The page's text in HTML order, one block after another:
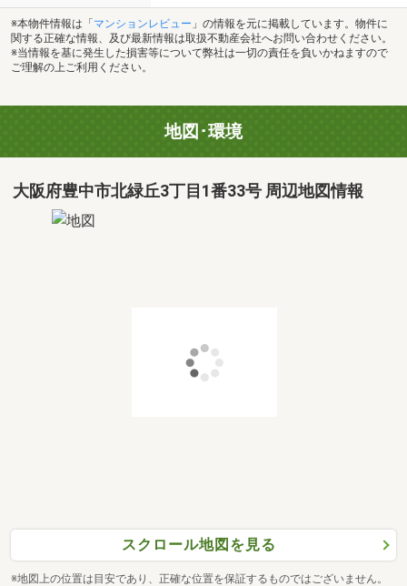
※本物件情報は「 マンションレビュー 」の情報を元に掲載しています。物件に
関する正確な情報、及び最新情報は取扱不動産会社へお問い合わせください。
※当情報を基に発生した損害等について弊社は一切の責任を負いかねますので
ご理解の上ご利用ください。
地図･環境
大阪府豊中市北緑丘3丁目1番33号 周辺地図情報
スクロール地図を見る
※地図上の位置は目安であり、正確な位置を保証するものではございません。